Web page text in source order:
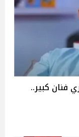
فنان كبير..